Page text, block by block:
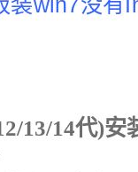
13/14代)安